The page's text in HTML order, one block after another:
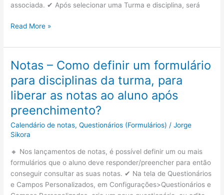
associada. ✔ Após selecionar uma Turma e disciplina, será
Provas/Lançamento
notas
Como
funciona
a
associação
de
uma
nota
Lançamento
Read More »
Notas – Como definir um formulário
para disciplinas da turma, para
liberar as notas ao aluno após
preenchimento?
Calendário de notas,Questionários (Formulários) /Jorge
Sikora
🔸 Nos lançamentos de notas, é possível definir um ou mais
formulários que o aluno deve responder/preencher para então
conseguir consultar as suas notas. ✔ Na tela de Questionários
e Campos Personalizados, em Configurações>Questionários e